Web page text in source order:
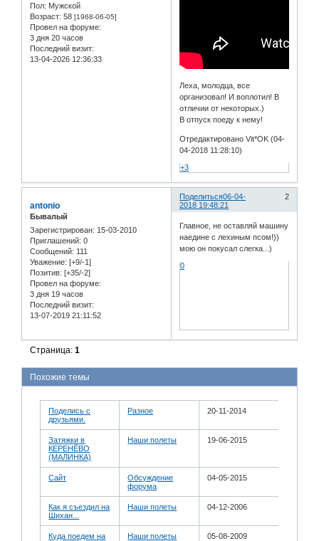
Пол: Мужской
Возраст: 58 [1968-06-05]
Провел на форуме:
3 дня 20 часов
Последний визит:
13-04-2026 12:36:33
Леха, молодца, все
организовал! И воплотил! В
отличии от некоторых.)
В отпуск поеду к нему!
Отредактировано Vit*OK (04-
04-2018 11:28:10)
+3
Поделиться 2
06-04-
2018 19:48:21
antonio
Бывалый
Зарегистрирован: 15-03-2010
Приглашений: 0
Сообщений: 111
Уважение: [+9/-1]
Позитив: [+35/-2]
Провел на форуме:
3 дня 19 часов
Последний визит:
13-07-2019 21:11:52
Главное, не оставляй машину
наедине с лехиным псом!))
мою он покусал слегка...)
0
Страница:1
Похожие темы
Поделись с
друзьями.
Разное 20-11-2014
Затяжки в
КЕРЕНЁВО
(МАЛИНКА)
Наши полеты 19-06-2015
Сайт
Обсуждение
форума
04-05-2015
Как я съездил на
Шихан...
Наши полеты 04-12-2006
Куда поедем на
Наши полеты 05-08-2009